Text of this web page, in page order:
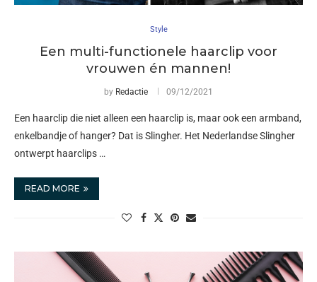
Style
Een multi-functionele haarclip voor
vrouwen én mannen!
by Redactie 09/12/2021
Een haarclip die niet alleen een haarclip is, maar ook een armband,
enkelbandje of hanger? Dat is Slingher. Het Nederlandse Slingher
ontwerpt haarclips …
READ MORE